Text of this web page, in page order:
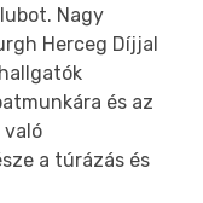
Nagy
Herceg Díjjal
és az
való
a túrázás és